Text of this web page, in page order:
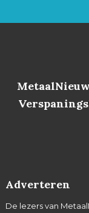
Adverteren
De lezers van